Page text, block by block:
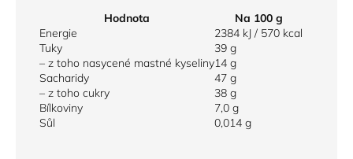
Hodnota
Na 100 g
Energie
2384 kJ / 570 kcal
Tuky
39 g
– z toho nasycené mastné kyseliny14 g
Sacharidy
47 g
– z toho cukry
38 g
Bílkoviny
7,0 g
Sůl
0,014 g